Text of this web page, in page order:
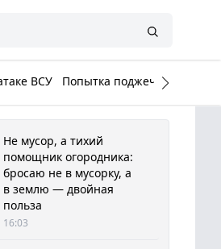
ВСУ Попытка поджечь Белый
Не мусор, а тихий
помощник огородника:
бросаю не в мусорку, а
в землю — двойная
польза
16:03